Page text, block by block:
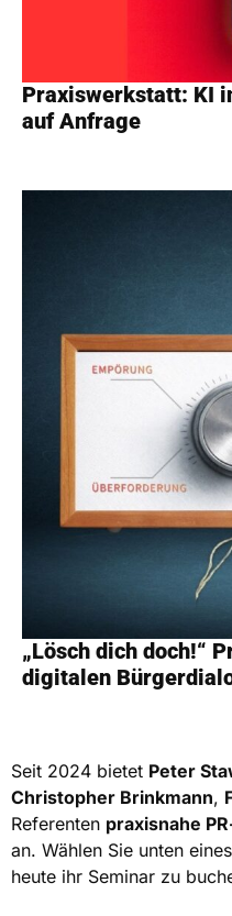
Praxiswerkstatt: KI
auf Anfrage
„Lösch dich doch!“
digitalen
Seit 2024 bietet Peter
Christopher Brinkmann,
Referenten praxisnahe
an. Wählen Sie unten
heute ihr Seminar zu